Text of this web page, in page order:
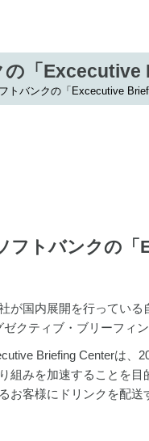
の「
トバンクの「Excecutive
フトバンクの「
が国内展開を行ってい
ゼクティブ・ブリーフィ
Briefing Centerは、
組みを加速することを
お客様にドリンクを配送